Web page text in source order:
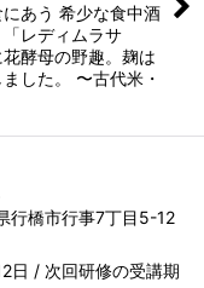
あう 希少な食中酒
レディムラサ
酵母の野趣。麹は
した。 〜古代米・
行橋市行事7丁目5-12
日 / 次回研修の受講期